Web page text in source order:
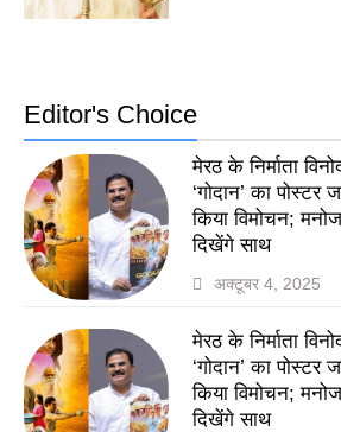
Editor's Choice
मेरठ के निर्माता
‘गोदान’ का पोस्टर
किया विमोचन;
दिखेंगे साथ
अक्टूबर 4, 2025
मेरठ के निर्माता
‘गोदान’ का पोस्टर
किया विमोचन;
दिखेंगे साथ